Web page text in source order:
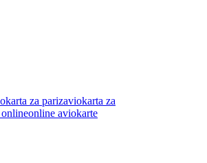
za parizaviokarta za
online aviokarte